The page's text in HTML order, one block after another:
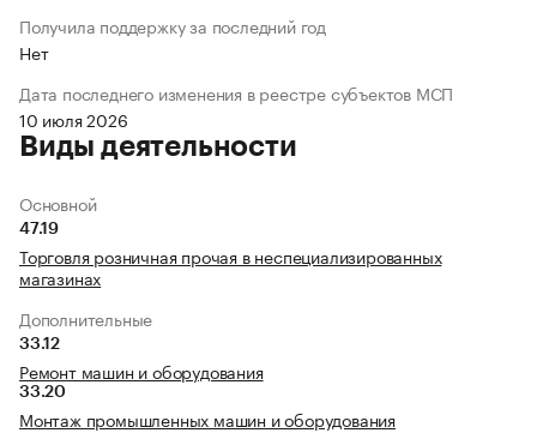
Получила поддержку за последний год
Нет
Дата последнего изменения в реестре субъектов МСП
10 июля 2026
Виды деятельности
Основной
47.19
Торговля розничная прочая в неспециализированных
магазинах
Дополнительные
33.12
Ремонт машин и оборудования
33.20
Монтаж промышленных машин и оборудования